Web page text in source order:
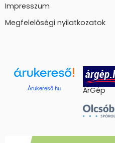
Impresszum
Megfelelőségi nyilatkozatok
Árukereső.hu ÁrGép